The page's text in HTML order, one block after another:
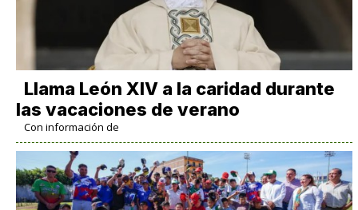
Llama León XIV a la caridad durante
las vacaciones de verano
Con información de